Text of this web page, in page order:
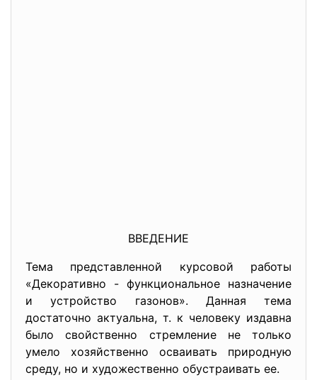
ВВЕДЕНИЕ
Тема представленной курсовой работы
«Декоративно - функциональное назначение
и устройство газонов». Данная тема
достаточно актуальна, т. к человеку издавна
было свойственно стремление не только
умело хозяйственно осваивать природную
среду, но и художественно обустраивать ее.